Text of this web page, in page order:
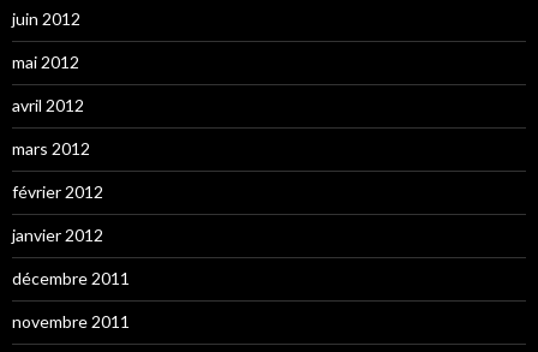
juin 2012
mai 2012
avril 2012
mars 2012
février 2012
janvier 2012
décembre 2011
novembre 2011